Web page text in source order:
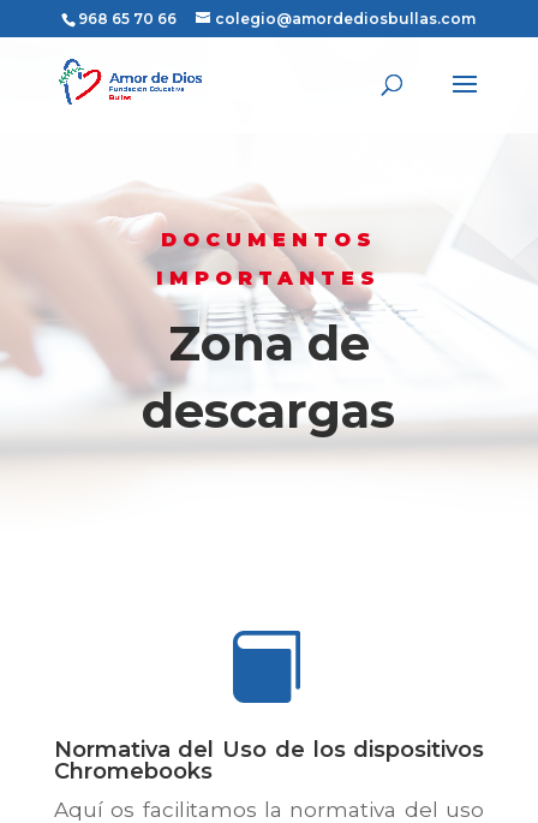
968 65 70 66 colegio@amordediosbullas.com
DOCUMENTOS
IMPORTANTES
Zona de
descargas

Normativa del Uso de los dispositivos
Chromebooks
Aquí os facilitamos la normativa del uso